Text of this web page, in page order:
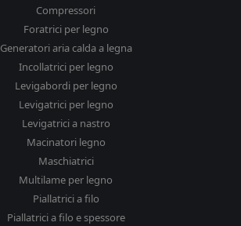
Compressori
Foratrici per legno
Generatori aria calda a legna
Incollatrici per legno
Levigabordi per legno
Levigatrici per legno
Levigatrici a nastro
Macinatori legno
Maschiatrici
Multilame per legno
Piallatrici a filo
Piallatrici a filo e spessore